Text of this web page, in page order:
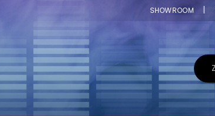
SHOWROOM